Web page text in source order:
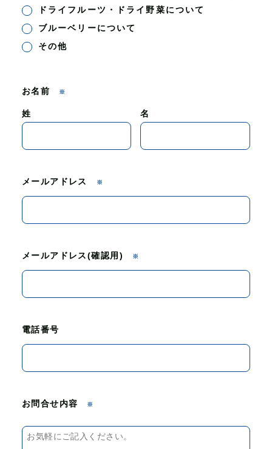
ドライフルーツ・ドライ野菜について
ブルーベリーについて
その他
お名前 ※
姓 名
メールアドレス ※
メールアドレス(確認用) ※
電話番号
お問合せ内容 ※